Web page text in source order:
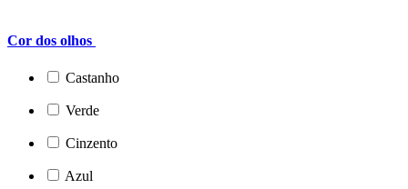
Cor dos olhos
Castanho
Verde
Cinzento
Azul